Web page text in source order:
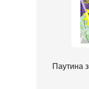
Паутина